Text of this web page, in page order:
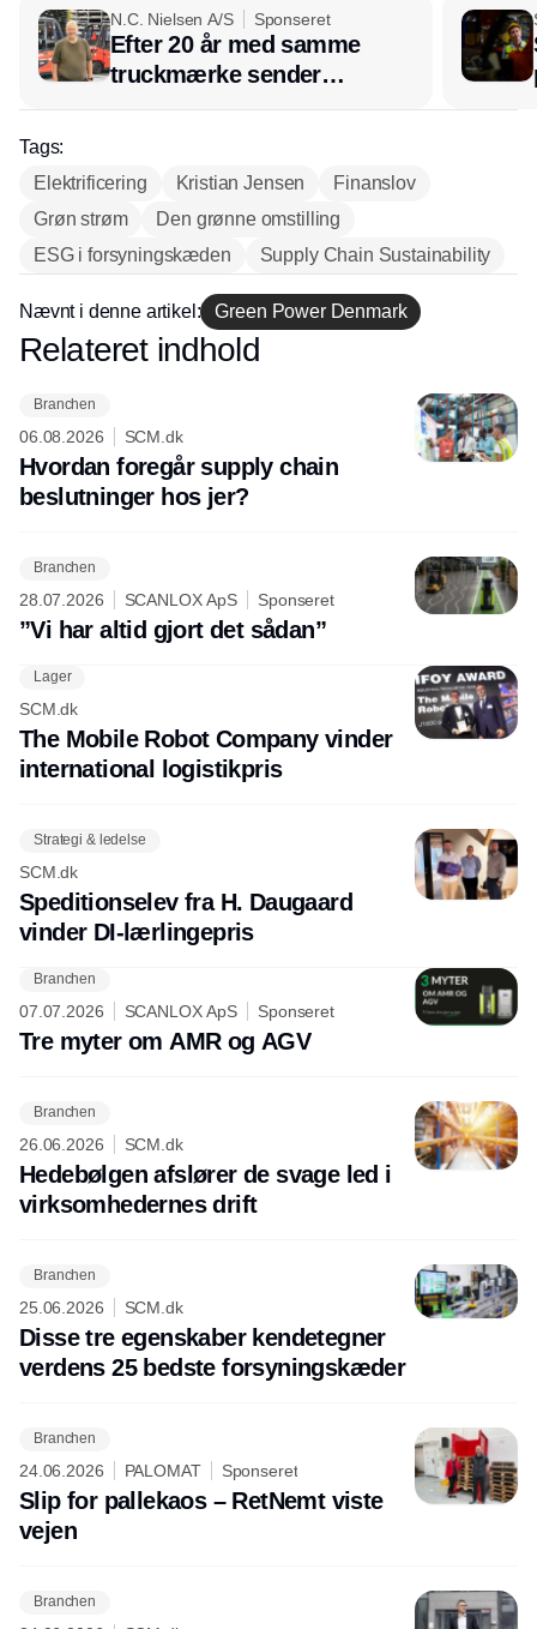
N.C. Nielsen A/S Sponseret
Efter 20 år med samme
truckmærke sender
lagerchef stafetten videre
Tags:
Elektrificering
Kristian Jensen
Finanslov
Grøn strøm
Den grønne omstilling
ESG i forsyningskæden
Supply Chain Sustainability
Nævnt i denne artikel: Green Power Denmark
Annonce
Relateret indhold
Branchen
06.08.2026 SCM.dk
Hvordan foregår supply chain
beslutninger hos jer?
Branchen
28.07.2026 SCANLOX ApS Sponseret
”Vi har altid gjort det sådan”
Lager
SCM.dk
The Mobile Robot Company vinder
international logistikpris
Strategi & ledelse
SCM.dk
Speditionselev fra H. Daugaard
vinder DI-lærlingepris
Branchen
07.07.2026 SCANLOX ApS Sponseret
Tre myter om AMR og AGV
Branchen
26.06.2026 SCM.dk
Hedebølgen afslører de svage led i
virksomhedernes drift
Branchen
25.06.2026 SCM.dk
Disse tre egenskaber kendetegner
verdens 25 bedste forsyningskæder
Branchen
24.06.2026 PALOMAT Sponseret
Slip for pallekaos – RetNemt viste
vejen
Branchen